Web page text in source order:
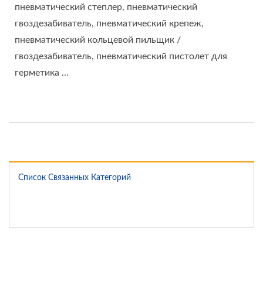
пневматический степлер, пневматический
гвоздезабиватель, пневматический крепеж,
пневматический кольцевой пильщик /
гвоздезабиватель, пневматический пистолет для
герметика ...
Список Связанных Категорий